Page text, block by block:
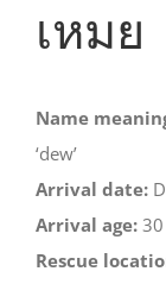
เหมย
Name
‘dew’
Arrival date:
Arrival age:30
Rescue